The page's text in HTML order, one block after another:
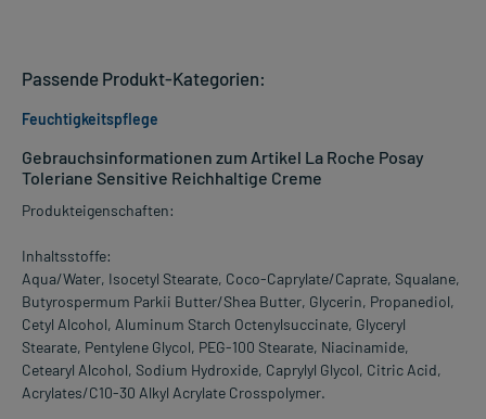
Gebrauchsinformationen zum Artikel La Roche Posay
Toleriane Sensitive Reichhaltige Creme
Produkteigenschaften:
Inhaltsstoffe:
Aqua/Water, Isocetyl Stearate, Coco-Caprylate/Caprate, Squalane,
Butyrospermum Parkii Butter/Shea Butter, Glycerin, Propanediol,
Cetyl Alcohol, Aluminum Starch Octenylsuccinate, Glyceryl
Stearate, Pentylene Glycol, PEG-100 Stearate, Niacinamide,
Cetearyl Alcohol, Sodium Hydroxide, Caprylyl Glycol, Citric Acid,
Acrylates/C10-30 Alkyl Acrylate Crosspolymer.
Passende Produkt-Kategorien:
Feuchtigkeitspflege